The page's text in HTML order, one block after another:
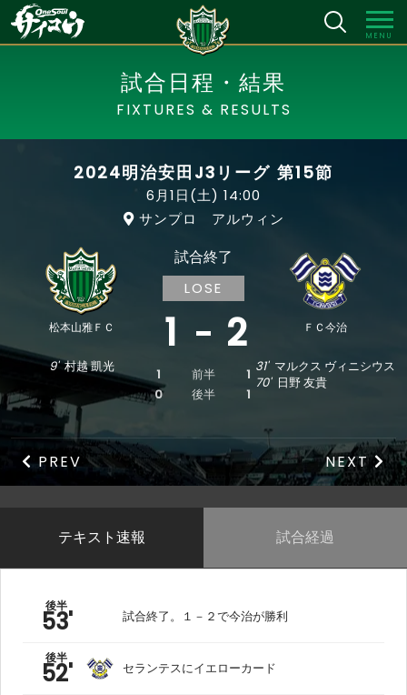
MENU
試合日程・結果
FIXTURES & RESULTS
2024明治安田J3リーグ 第15節
6月1日(土) 14:00
サンプロ アルウィン
松本山雅ＦＣ
9' 村越 凱光
試合終了
LOSE
1 2
1 前半
1
0
後半 1
ＦＣ今治
31' マルクス ヴィニシウス
70' 日野 友貴
PREV NEXT
テキスト速報 試合経過
後半
52' セランテスにイエローカード
後半
53' 試合終了。１－２で今治が勝利